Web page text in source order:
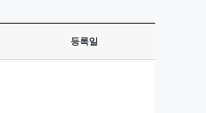
등록일